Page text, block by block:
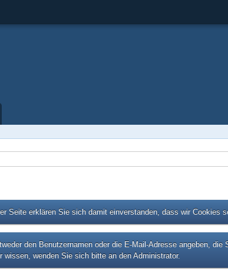
Seite erklären Sie sich damit einverstanden, dass wir Cookies
den Benutzernamen oder die E-Mail-Adresse angeben,
wenden Sie sich bitte an den Administrator.